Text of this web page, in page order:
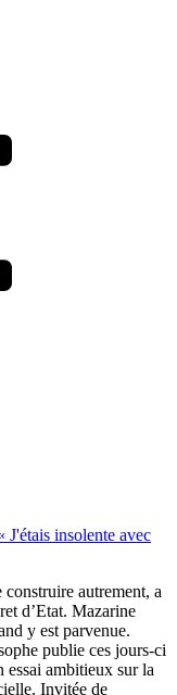
insolente avec
autrement, a
d’Etat. Mazarine
y est parvenue.
publie ces jours-ci
ambitieux sur la
Invitée de